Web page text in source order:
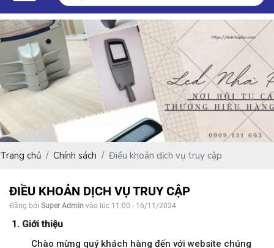
Trang chủ Chính sách Điều khoản dịch vụ truy cập
ĐIỀU KHOẢN DỊCH VỤ TRUY CẬP
Đăng bởi Super Admin vào lúc 11:00 - 16/11/2024
1. Giới thiệu
Chào mừng quý khách hàng đến với website chúng